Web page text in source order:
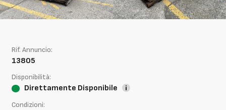
Rif. Annuncio:
13805
Disponibilità:
Direttamente Disponibile
Condizioni: